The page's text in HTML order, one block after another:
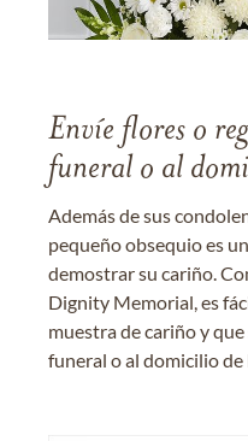
Envíe flores o
funeral o al
Además de sus
pequeño obsequio es
demostrar su cariño.
Dignity Memorial, es
muestra de cariño y
funeral o al domicilio de